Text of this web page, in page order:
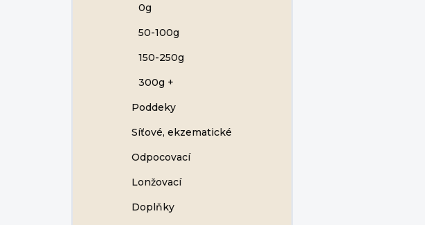
0g
50-100g
150-250g
300g +
Poddeky
Síťové, ekzematické
Odpocovací
Lonžovací
Doplňky